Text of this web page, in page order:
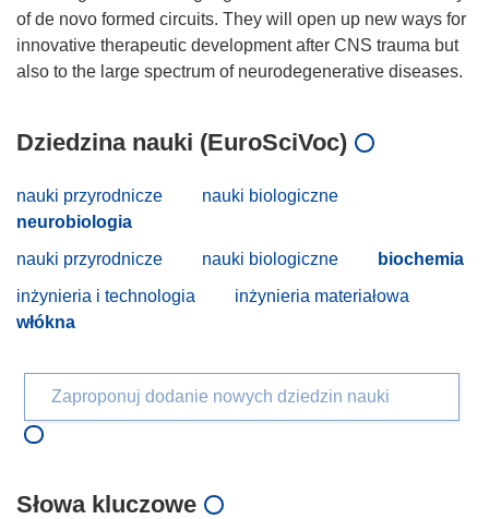
of de novo formed circuits. They will open up new ways for
innovative therapeutic development after CNS trauma but
Dziedzina nauki (EuroSciVoc)
nauki przyrodnicze
nauki biologiczne
neurobiologia
nauki przyrodnicze
nauki biologiczne
biochemia
inżynieria i technologia
inżynieria materiałowa
włókna
Zaproponuj dodanie nowych dziedzin nauki
Słowa kluczowe